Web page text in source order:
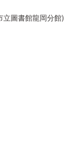
立圖書館龍岡分館)